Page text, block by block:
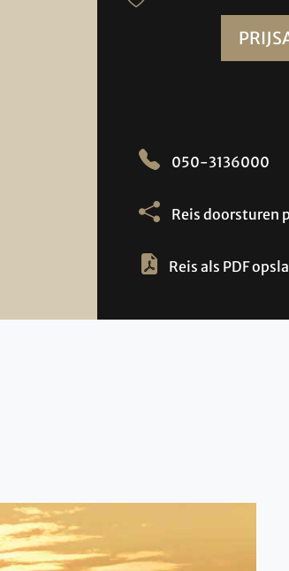
050-3136000
Reis doorsturen
Reis als PDF